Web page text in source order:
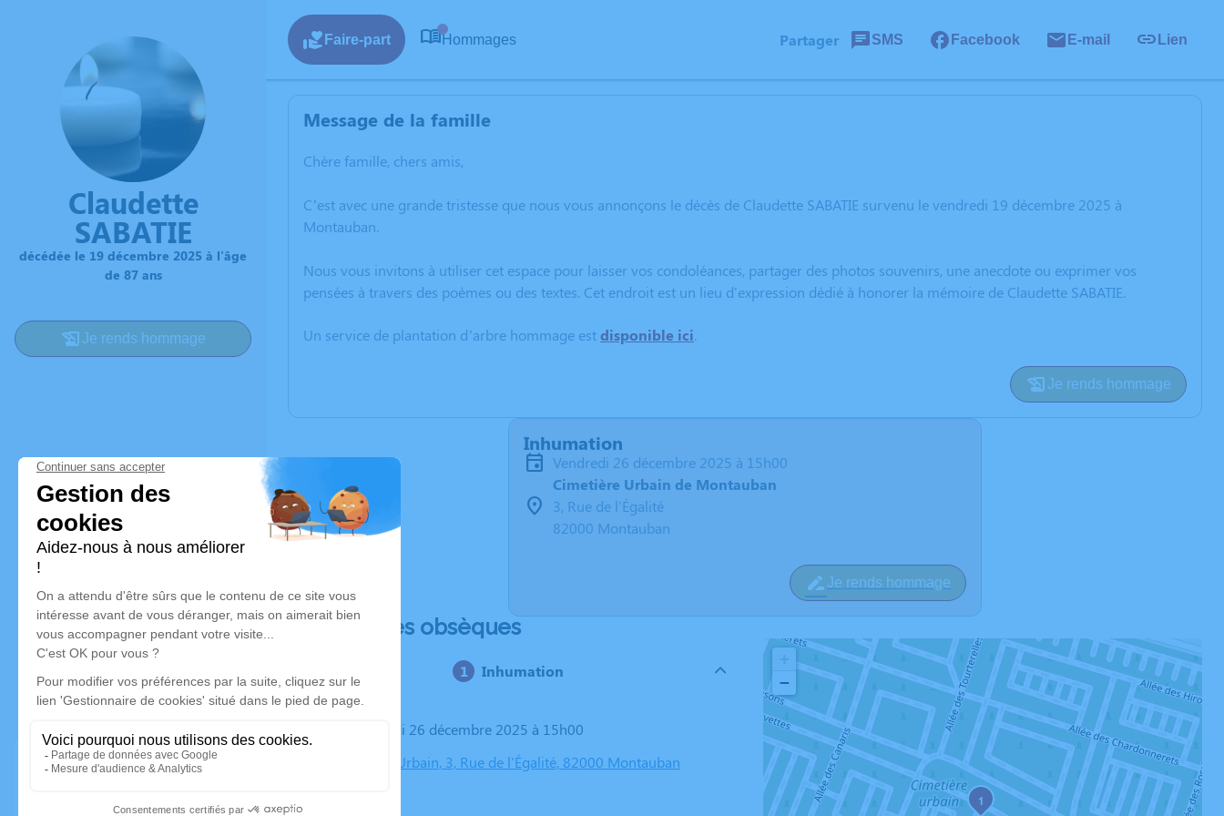
Claudette
SABATIE
décédée le 19 décembre 2025 à l'âge
de 87 ans
Je rends hommage
Faire-part Hommages Partager SMS Facebook E-mail Lien
Message de la famille
Chère famille, chers amis,
C’est avec une grande tristesse que nous vous annonçons le décès de Claudette SABATIE survenu le vendredi 19 décembre 2025 à
Montauban.
Nous vous invitons à utiliser cet espace pour laisser vos condoléances, partager des photos souvenirs, une anecdote ou exprimer vos
pensées à travers des poèmes ou des textes. Cet endroit est un lieu d'expression dédié à honorer la mémoire de Claudette SABATIE.
Un service de plantation d’arbre hommage estdisponible ici.
Je rends hommage
Inhumation
vendredi 26 décembre 2025 à 15h00
Cimetière Urbain de Montauban
3, Rue de l'Égalité
82000 Montauban
Je rends hommage
Déroulé des obsèques
Inhumation
Le vendredi 26 décembre 2025 à 15h00
Cimetière Urbain, 3, Rue de l'Égalité, 82000 Montauban
1
−